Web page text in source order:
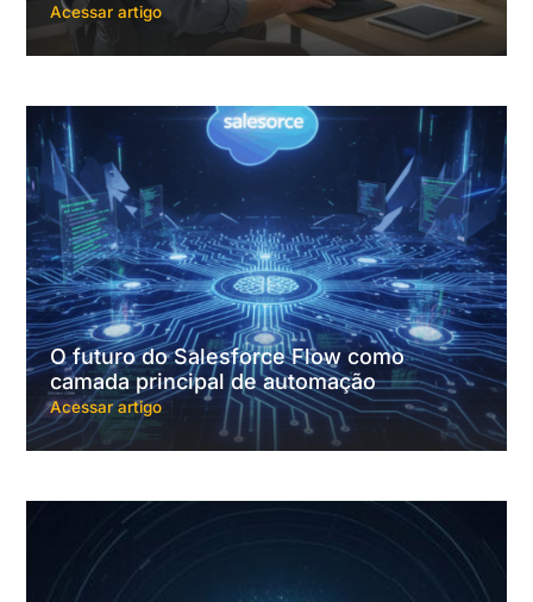
Acessar artigo
O futuro do Salesforce Flow como
camada principal de automação
Acessar artigo